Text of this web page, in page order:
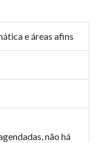
e áreas afins
não há